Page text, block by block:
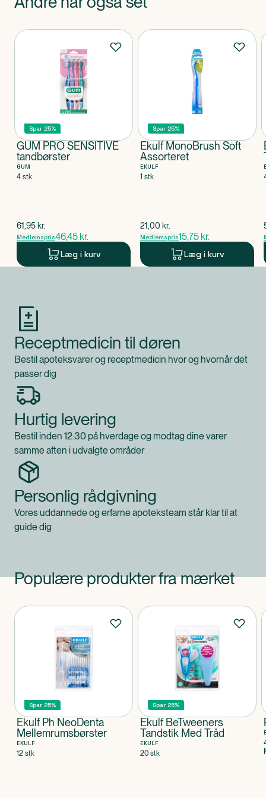
Produkter
Spar 25%
GUM PRO SENSITIVE
tandbørster
GUM
4 stk
$gammel pris
61,95 kr.
Medlemspris46,45 kr.
Læg i kurv
Spar 25%
Ekulf MonoBrush Soft
Assorteret
EKULF
1 stk
$gammel pris
21,00 kr.
Medlemspris15,75 kr.
Læg i kurv
Receptmedicin til døren
Bestil apoteksvarer og receptmedicin hvor og hvornår det
passer dig
Hurtig levering
Bestil inden 12:30 på hverdage og modtag dine varer
samme aften i udvalgte områder
Personlig rådgivning
Vores uddannede og erfarne apoteksteam står klar til at
guide dig
Populære produkter fra mærket
Produkter
Spar 25%
Ekulf Ph NeoDenta
Mellemrumsbørster
EKULF
12 stk
Spar 25%
Ekulf BeTweeners
Tandstik Med Tråd
EKULF
20 stk